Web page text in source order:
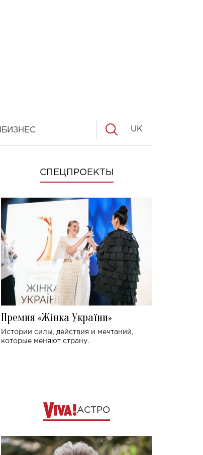
БИЗНЕС UK
СПЕЦПРОЕКТЫ
Премия «Жінка України»
Истории силы, действия и мечтаний,
которые меняют страну.
АСТРО